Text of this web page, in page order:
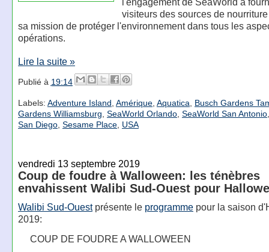
visiteurs des sources de
sa mission de protéger l'environnement dans tous les
opérations.
Lire la suite »
Publié à 19:14
Labels: Adventure Island Amérique, Aquatica
Busch Gardens
Gardens Williamsburg SeaWorld Orlando, SeaWorld San Antonio
San Diego, Sesame Place, USA
vendredi 13 septembre 2019
Coup de foudre à Walloween: les ténèbres
envahissent Walibi Sud-Ouest pour
Walibi Sud-Ouestprésente le programmepour la saison
2019:
COUP DE FOUDRE A WALLOWEEN